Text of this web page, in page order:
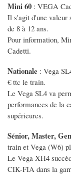
Mini 60 : VEGA
Il s'agit d'une valeur
de 8 à 12 ans.
Pour information,
Cadetti.
Nationale : Vega
€ ttc le train.
Le Vega SL4 va
performances de la
supérieures.
Sénior, Master,
train et Vega (W6)
Le Vega XH4
CIK-FIA dans la